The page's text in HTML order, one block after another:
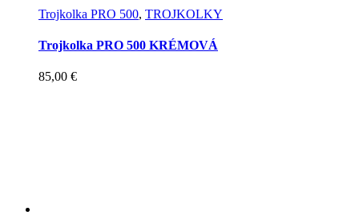
Trojkolka PRO 500, TROJKOLKY
Trojkolka PRO 500 KRÉMOVÁ
85,00 €